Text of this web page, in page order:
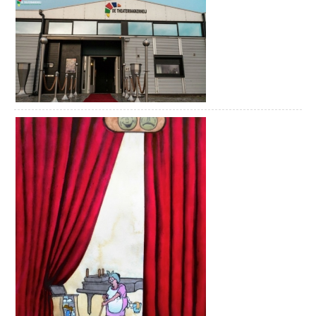
paviljoen Rederij de Vrijheid. Een Beleef
GOUDasfalt-dag is ook prima te
combineren met een wandeling en
ontdekkingstocht door het Veenweidepark,
het gebied direct achter de Gouderaksedijk
32.
iedere do. FIETSTOUR GREEN COW BIKE
TOURS
13-16u00 Stap met Green Cow Bike Tours
op de fiets en verken de prachtige
omgeving van Gouda! Tijdens deze tour
met gids fiets je langs de hoogtepunten
van de historische binnenstad. Wist je
bijvoorbeeld dat alle scheepvaart van
Rotterdam naar Amsterdam vroeger
dwars door Gouda ging? Bewonder onze
molens en fiets tussen de koeien door het
Hollandse landschap! Proef wat kaas bij
een kaasboerderij en geniet van het weidse
uitzicht over de Reeuwijkse Plassen! Iedere
donderdagmiddag – na de Goudse
en een bezoek aan het Touwmuseum in Oudewater. Hoe leuk is
dat!
Alle arrangementen zijn te ontdekken op beleefwoerden.com
VASTE PRIK:
Fietsroute trekvaarttocht
Stap op de fiets en maak een mooie tocht door het
stroomgebied van Lange Linschoten en Hollandsche IJssel. De
route kan op elk gewenste plek gestart worden en is 35
kilometer lang. Je zal er dus ongeveer 2 uur over doen. Vergeet
onderweg geen terrasje te pakken of een museum te bezoeken
zoals het Stadsmuseum van Woerden of De Heksenwaag in
Oudewater.
Buitenplaats De Blauwe Meije, nu 7 dagen per week genieten
Buitenplaats De Blauwe Meije nu 7 dagen per week open! De
kunstlocatie was altijd het creatieve middelpunt in de Meije met
beeldhouwen en exposities. Naast de diverse activiteiten en
exposities kun je ook altijd genieten van heerlijke taarten en